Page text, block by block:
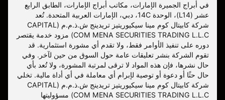
في أبراج الجميرة الإمارات، مكاتب أبراج الإمارات، الطابق الرابع
عشر (L14)، الوحدة 14C، دبي، الإمارات العربية المتحدة. تُعد
شركة كابيتال كوم مينا سيكيوريتيز تريدينج ش.ذ.م.م (CAPITAL
COM MENA SECURITIES TRADING L.L.C) مزود خدمة يقتصر
دوره على تنفيذ الأوامر فقط، ولا تقدم أي مشورة استثمارية. قد
تقوم الشركة بنشر تعليقات عامة حول السوق من حين لآخر. وفي
حال نشرها، فإن هذه المواد لا ترقى لمرتبة المشورة، ولا تُعد بأي
حال حثًا أو دعوة أو توصية لإبرام أي معاملة في أي أداة مالية. تخلي
شركة كابيتال كوم مينا سيكيوريتيز تريدينج ش.ذ.م.م (CAPITAL
COM MENA SECURITIES TRADING L.L.C) مسؤوليتها